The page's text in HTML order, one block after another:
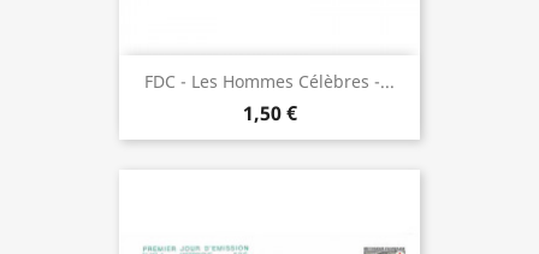
FDC - Les Hommes Célèbres -...
1,50 €